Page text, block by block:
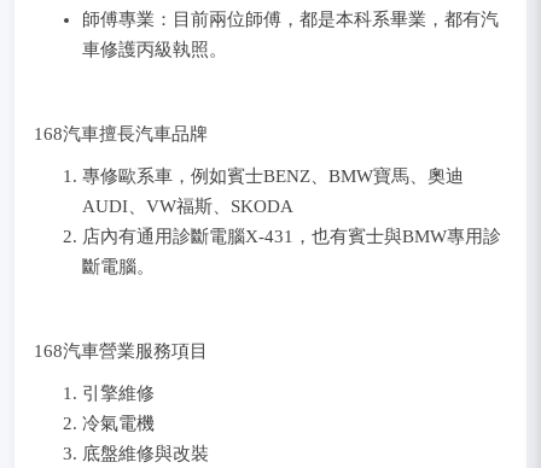
師傅專業：目前兩位師傅，都是本科系畢業，都有汽
車修護丙級執照。
168汽車擅長汽車品牌
專修歐系車，例如賓士BENZ、BMW寶馬、奧迪
AUDI、VW福斯、SKODA
店內有通用診斷電腦X-431，也有賓士與BMW專用診
斷電腦。
168汽車營業服務項目
引擎維修
冷氣電機
底盤維修與改裝